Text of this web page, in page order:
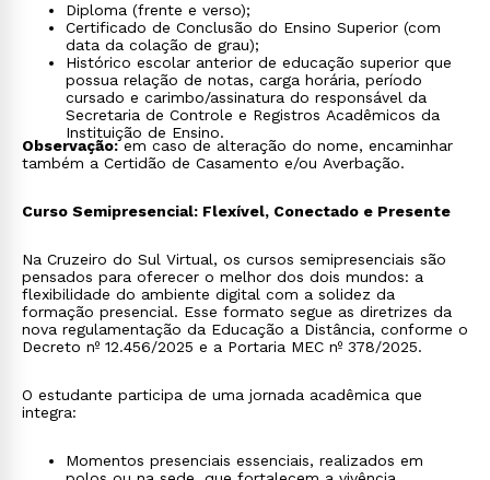
Diploma (frente e verso);
Certificado de Conclusão do Ensino Superior (com
data da colação de grau);
Histórico escolar anterior de educação superior que
possua relação de notas, carga horária, período
cursado e carimbo/assinatura do responsável da
Secretaria de Controle e Registros Acadêmicos da
Instituição de Ensino.
Observação:em caso de alteração do nome, encaminhar
também a Certidão de Casamento e/ou Averbação.
Curso Semipresencial: Flexível, Conectado e Presente
Na Cruzeiro do Sul Virtual, os cursos semipresenciais são
pensados para oferecer o melhor dos dois mundos: a
flexibilidade do ambiente digital com a solidez da
formação presencial. Esse formato segue as diretrizes da
nova regulamentação da Educação a Distância, conforme o
Decreto nº 12.456/2025 e a Portaria MEC nº 378/2025.
O estudante participa de uma jornada acadêmica que
integra:
Momentos presenciais essenciais, realizados em